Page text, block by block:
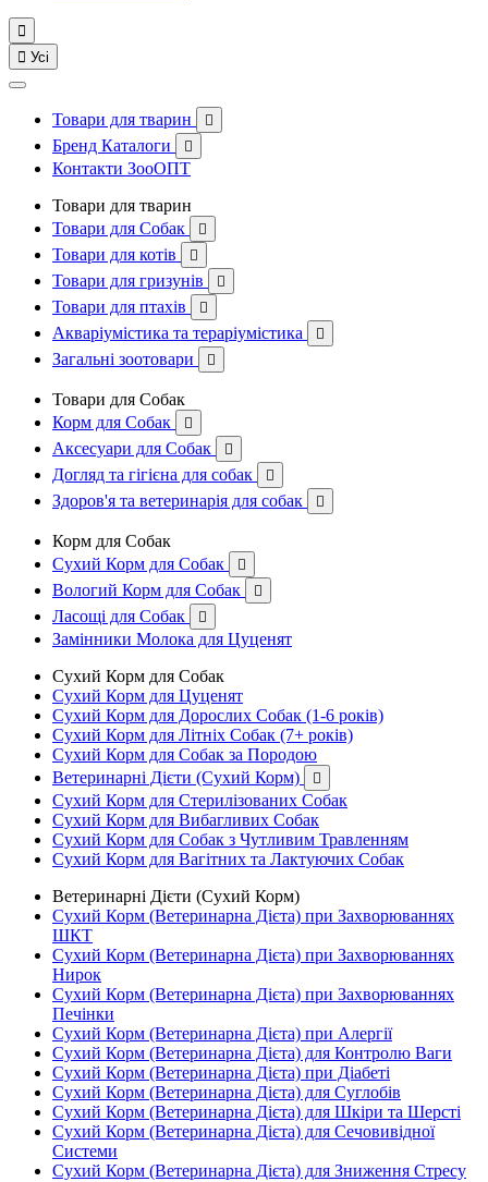

 Усі
Товари для тварин 
Бренд Каталоги 
Контакти ЗооОПТ
Товари для тварин
Товари для Собак

Товари для котів 
Товари для гризунів 
Товари для птахів 
Акваріумістика та тераріумістика 
Загальні зоотовари 
Товари для Собак
Корм для Собак

Аксесуари для Собак 
Догляд та гігієна для собак 
Здоров'я та ветеринарія для собак 
Корм для Собак
Сухий Корм для Собак

Вологий Корм для Собак 
Ласощі для Собак 
Замінники Молока для Цуценят
Сухий Корм для Собак
Сухий Корм для Цуценят
Сухий Корм для Дорослих Собак (1-6 років)
Сухий Корм для Літніх Собак (7+ років)
Сухий Корм для Собак за Породою
Ветеринарні Дієти (Сухий Корм)

Сухий Корм для Стерилізованих Собак
Сухий Корм для Вибагливих Собак
Сухий Корм для Собак з Чутливим Травленням
Сухий Корм для Вагітних та Лактуючих Собак
Ветеринарні Дієти (Сухий Корм)
Сухий Корм (Ветеринарна Дієта) при Захворюваннях
ШКТ
Сухий Корм (Ветеринарна Дієта) при Захворюваннях
Нирок
Сухий Корм (Ветеринарна Дієта) при Захворюваннях
Печінки
Сухий Корм (Ветеринарна Дієта) при Алергії
Сухий Корм (Ветеринарна Дієта) для Контролю Ваги
Сухий Корм (Ветеринарна Дієта) при Діабеті
Сухий Корм (Ветеринарна Дієта) для Суглобів
Сухий Корм (Ветеринарна Дієта) для Шкіри та Шерсті
Сухий Корм (Ветеринарна Дієта) для Сечовивідної
Системи
Сухий Корм (Ветеринарна Дієта) для Зниження Стресу